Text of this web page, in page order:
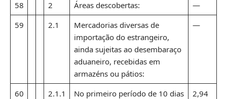
58 2 Áreas descobertas:
—
59
2.1
Mercadorias diversas de
importação do estrangeiro,
ainda sujeitas ao desembaraço
aduaneiro, recebidas em
armazéns ou pátios:
—
60 2.1.1
No primeiro período de 10 dias
2,94